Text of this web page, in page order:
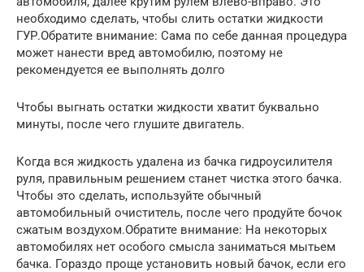
необходимо сделать, чтобы слить остатки жидкости
ГУР.Обратите внимание: Сама по себе данная процедура
может нанести вред автомобилю, поэтому не
рекомендуется ее выполнять долго
Чтобы выгнать остатки жидкости хватит буквально
минуты, после чего глушите двигатель.
Когда вся жидкость удалена из бачка гидроусилителя
руля, правильным решением станет чистка этого бачка.
Чтобы это сделать, используйте обычный
автомобильный очиститель, после чего продуйте бочок
сжатым воздухом.Обратите внимание: На некоторых
автомобилях нет особого смысла заниматься мытьем
бачка. Гораздо проще установить новый бачок, если его